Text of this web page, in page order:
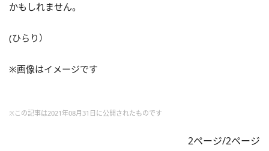
かもしれません。
(ひらり）
※画像はイメージです
※この記事は2021年08月31日に公開されたものです
2ページ/2ページ